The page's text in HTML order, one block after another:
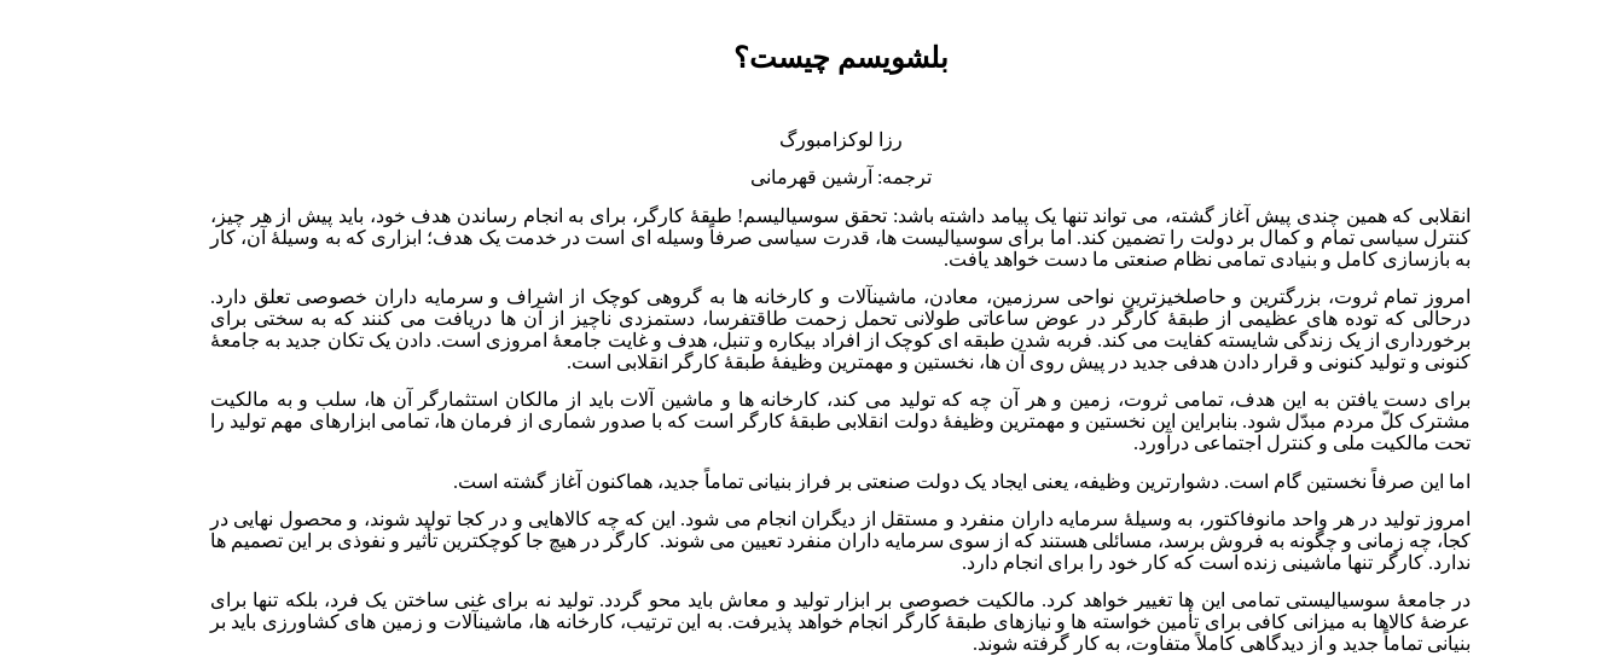
بلشویسم چیست؟
رزا لوکزامبورگ
ترجمه: آرشین قهرمانی
انقلابی که همین چندی پیش آغاز گشته، می تواند تنها یک پیامد داشته باشد: تحقق سوسیالیسم! طبقۀ کارگر، برای به انجام رساندن هدف خود، باید پیش از هر چیز،
کنترل سیاسی تمام و کمال بر دولت را تضمین کند. اما برای سوسیالیست ها، قدرت سیاسی صرفاً وسیله ای است در خدمت یک هدف؛ ابزاری که به وسیلۀ آن، کار
به بازسازی کامل و بنیادی تمامی نظام صنعتی ما دست خواهد یافت.
امروز تمام ثروت، بزرگ­ترین و حاصل­خیزترین نواحی سرزمین، معادن، ماشین­آلات و کارخانه ها به گروهی کوچک از اشراف و سرمایه داران خصوصی تعلق دارد.
درحالی که توده های عظیمی از طبقۀ کارگر در عوض ساعاتی طولانی تحمل زحمت طاقت­فرسا، دستمزدی ناچیز از آن ها دریافت می کنند که به سختی برای
برخورداری از یک زندگی شایسته کفایت می کند. فربه شدن طبقه ای کوچک از افراد بیکاره و تنبل، هدف و غایت جامعۀ امروزی است. دادن یک تکان جدید به جامعۀ
کنونی و تولید کنونی و قرار دادن هدفی جدید در پیش روی آن ها، نخستین و مهم­ترین وظیفۀ طبقۀ کارگر انقلابی است.
برای دست یافتن به این هدف، تمامی ثروت، زمین و هر آن چه که تولید می کند، کارخانه ها و ماشین آلات باید از مالکان استثمارگر آن ها، سلب و به مالکیت
مشترک کلّ مردم مبدّل شود. بنابراین این نخستین و مهم­ترین وظیفۀ دولت انقلابی طبقۀ کارگر است که با صدور شماری از فرمان ها، تمامی ابزارهای مهم تولید را
تحت مالکیت ملی و کنترل اجتماعی درآورد.
اما این صرفاً نخستین گام است. دشوارترین وظیفه، یعنی ایجاد یک دولت صنعتی بر فراز بنیانی تماماً جدید، هم­اکنون آغاز گشته است.
امروز تولید در هر واحد مانوفاکتور، به وسیلۀ سرمایه داران منفرد و مستقل از دیگران انجام می شود. این که چه کالاهایی و در کجا تولید شوند، و محصول نهایی در
کجا، چه زمانی و چگونه به فروش برسد، مسائلی هستند که از سوی سرمایه داران منفرد تعیین می شوند. کارگر در هیچ جا کوچک­ترین تأثیر و نفوذی بر این تصمیم ها
ندارد. کارگر تنها ماشینی زنده است که کار خود را برای انجام دارد.
در جامعۀ سوسیالیستی تمامی این ها تغییر خواهد کرد. مالکیت خصوصی بر ابزار تولید و معاش باید محو گردد. تولید نه برای غنی ساختن یک فرد، بلکه تنها برای
عرضۀ کالاها به میزانی کافی برای تأمین خواسته ها و نیازهای طبقۀ کارگر انجام خواهد پذیرفت. به این ترتیب، کارخانه ها، ماشین­آلات و زمین های کشاورزی باید بر
بنیانی تماماً جدید و از دیدگاهی کاملاً متفاوت، به کار گرفته شوند.